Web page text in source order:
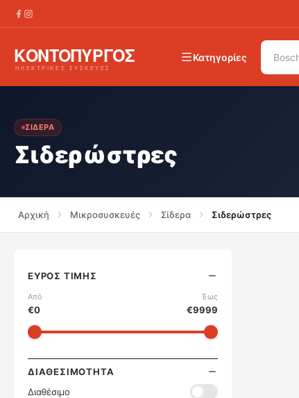
Κατηγορίες
ΣΊΔΕΡΑ
Σιδερώστρες
Αρχική Μικροσυσκευές Σίδερα Σιδερώστρες
ΕΎΡΟΣ ΤΙΜΉΣ
Από
€0
Έως
€9999
ΔΙΑΘΕΣΙΜΌΤΗΤΑ
Διαθέσιμο